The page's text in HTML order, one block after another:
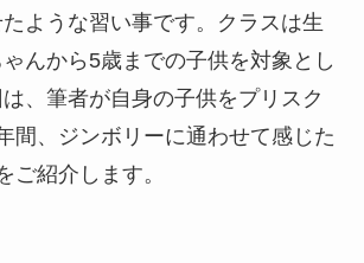
ような習い事です。クラスは生
んから5歳までの子供を対象とし
、筆者が自身の子供をプリスク
間、ジンボリーに通わせて感じた
ご紹介します。